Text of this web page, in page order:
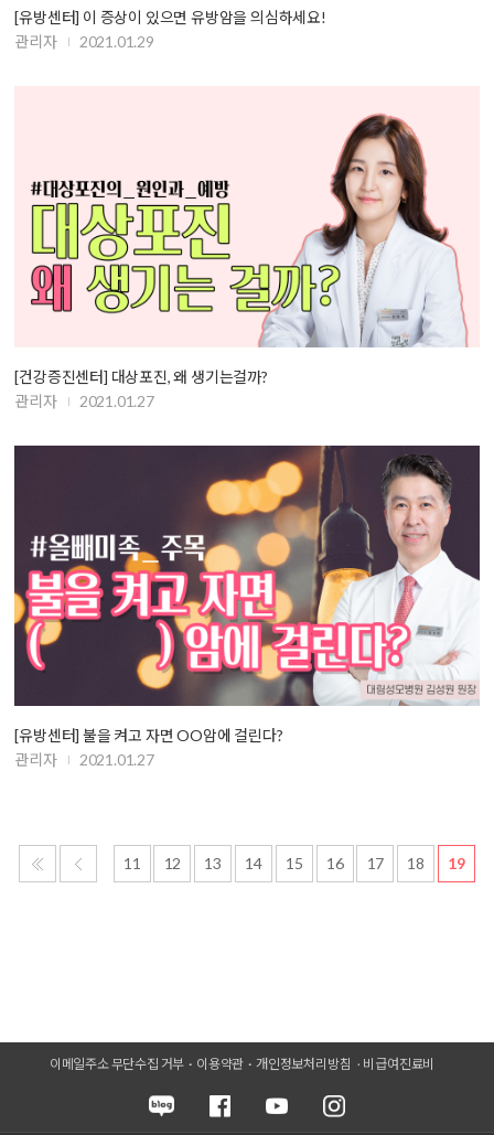
[유방센터] 이 증상이 있으면 유방암을 의심하세요!
관리자
2021.01.29
[건강증진센터] 대상포진, 왜 생기는걸까?
관리자
2021.01.27
[유방센터] 불을 켜고 자면 OO암에 걸린다?
관리자
2021.01.27
11 12 13 14 15 16 17 18 19
이메일주소 무단수집 거부 이용약관 개인정보처리방침 비급여진료비